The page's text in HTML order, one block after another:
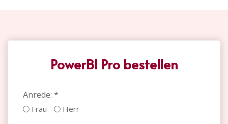
PowerBI Pro bestellen
Anrede: *
Frau Herr